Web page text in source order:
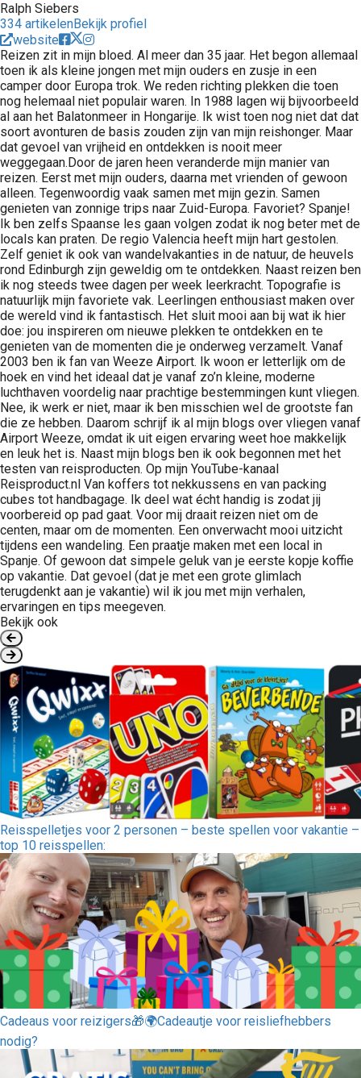
Ralph Siebers
334 artikelenBekijk profiel
website
Reizen zit in mijn bloed. Al meer dan 35 jaar. Het begon allemaal
toen ik als kleine jongen met mijn ouders en zusje in een
camper door Europa trok. We reden richting plekken die toen
nog helemaal niet populair waren. In 1988 lagen wij bijvoorbeeld
al aan het Balatonmeer in Hongarije. Ik wist toen nog niet dat dat
soort avonturen de basis zouden zijn van mijn reishonger. Maar
dat gevoel van vrijheid en ontdekken is nooit meer
weggegaan.Door de jaren heen veranderde mijn manier van
reizen. Eerst met mijn ouders, daarna met vrienden of gewoon
alleen. Tegenwoordig vaak samen met mijn gezin. Samen
genieten van zonnige trips naar Zuid-Europa. Favoriet? Spanje!
Ik ben zelfs Spaanse les gaan volgen zodat ik nog beter met de
locals kan praten. De regio Valencia heeft mijn hart gestolen.
Zelf geniet ik ook van wandelvakanties in de natuur, de heuvels
rond Edinburgh zijn geweldig om te ontdekken. Naast reizen ben
ik nog steeds twee dagen per week leerkracht. Topografie is
natuurlijk mijn favoriete vak. Leerlingen enthousiast maken over
de wereld vind ik fantastisch. Het sluit mooi aan bij wat ik hier
doe: jou inspireren om nieuwe plekken te ontdekken en te
genieten van de momenten die je onderweg verzamelt. Vanaf
2003 ben ik fan van Weeze Airport. Ik woon er letterlijk om de
hoek en vind het ideaal dat je vanaf zo’n kleine, moderne
luchthaven voordelig naar prachtige bestemmingen kunt vliegen.
Nee, ik werk er niet, maar ik ben misschien wel de grootste fan
die ze hebben. Daarom schrijf ik al mijn blogs over vliegen vanaf
Airport Weeze, omdat ik uit eigen ervaring weet hoe makkelijk
en leuk het is. Naast mijn blogs ben ik ook begonnen met het
testen van reisproducten. Op mijn YouTube-kanaal
Reisproduct.nl Van koffers tot nekkussens en van packing
cubes tot handbagage. Ik deel wat écht handig is zodat jij
voorbereid op pad gaat. Voor mij draait reizen niet om de
centen, maar om de momenten. Een onverwacht mooi uitzicht
tijdens een wandeling. Een praatje maken met een local in
Spanje. Of gewoon dat simpele geluk van je eerste kopje koffie
op vakantie. Dat gevoel (dat je met een grote glimlach
terugdenkt aan je vakantie) wil ik jou met mijn verhalen,
ervaringen en tips meegeven.
Bekijk ook
Reisspelletjes voor 2 personen – beste spellen voor vakantie –
top 10 reisspellen:
Cadeaus voor reizigers🎁🌍Cadeautje voor reisliefhebbers
nodig?